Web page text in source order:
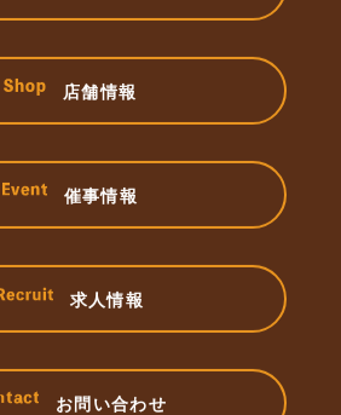
店舗情報
催事情報
求人情報
お問い合わせ